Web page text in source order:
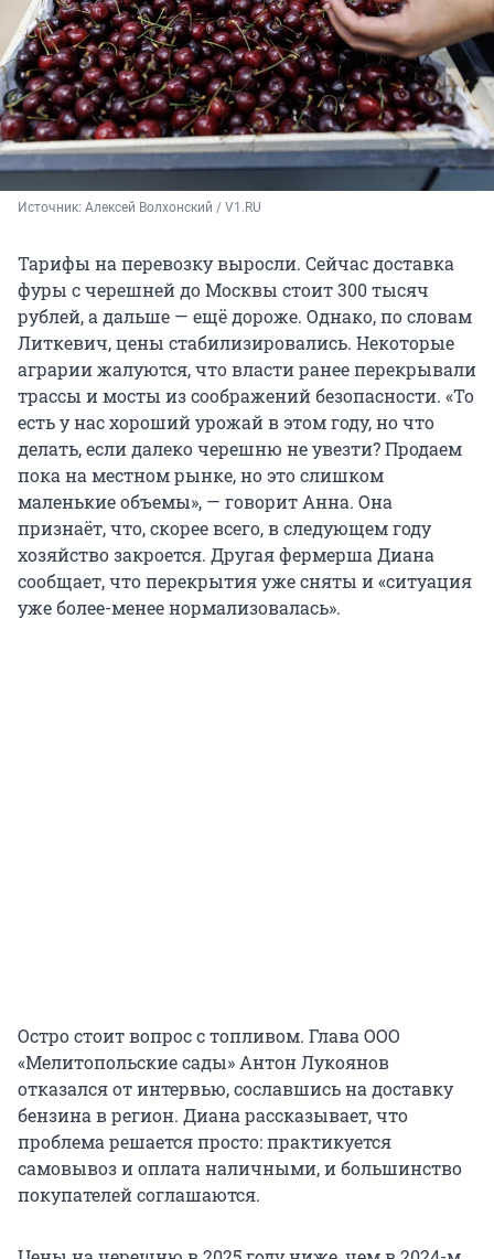
Источник: Алексей Волхонский / V1.RU
Тарифы на перевозку выросли. Сейчас доставка
фуры с черешней до Москвы стоит 300 тысяч
рублей, а дальше — ещё дороже. Однако, по словам
Литкевич, цены стабилизировались. Некоторые
аграрии жалуются, что власти ранее перекрывали
трассы и мосты из соображений безопасности. «То
есть у нас хороший урожай в этом году, но что
делать, если далеко черешню не увезти? Продаем
пока на местном рынке, но это слишком
маленькие объемы», — говорит Анна. Она
признаёт, что, скорее всего, в следующем году
хозяйство закроется. Другая фермерша Диана
сообщает, что перекрытия уже сняты и «ситуация
уже более-менее нормализовалась».
Остро стоит вопрос с топливом. Глава ООО
«Мелитопольские сады» Антон Лукоянов
отказался от интервью, сославшись на доставку
бензина в регион. Диана рассказывает, что
проблема решается просто: практикуется
самовывоз и оплата наличными, и большинство
покупателей соглашаются.